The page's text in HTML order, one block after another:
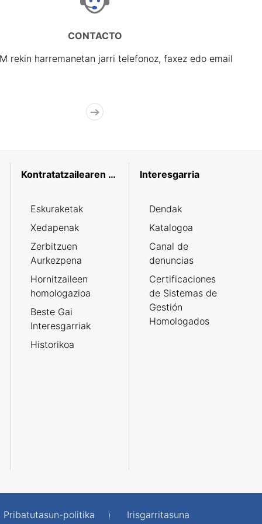
CONTACTO
rekin harremanetan jarri telefonoz, faxez edo email
Kontratatzailearen profila
Eskuraketak
Xedapenak
Zerbitzuen
Aurkezpena
Hornitzaileen
homologazioa
Beste Gai
Interesgarriak
Historikoa
Interesgarria
Dendak
Katalogoa
Canal de
denuncias
Certificaciones
de Sistemas de
Gestión
Homologados
Pribatutasun-politika Irisgarritasuna